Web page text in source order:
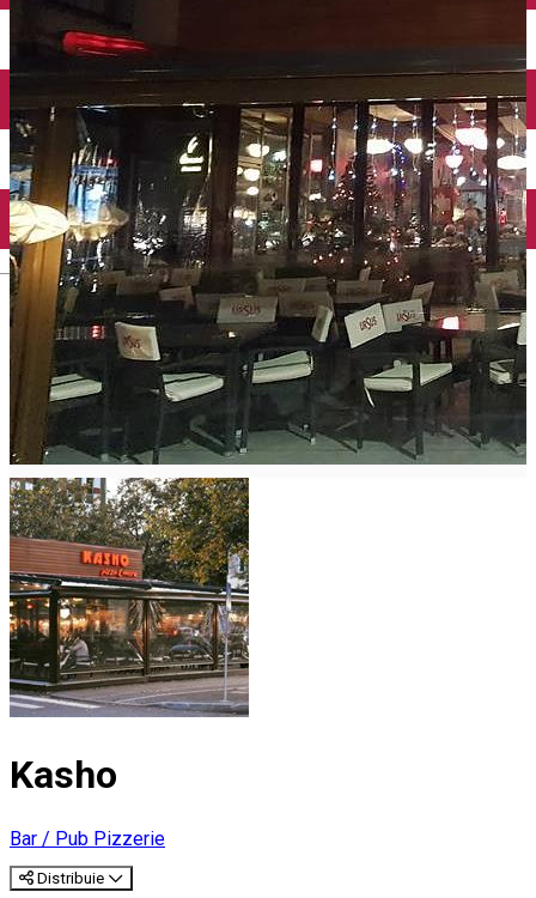
English
Închirieri biciclete
Taxi
Încărcare vehicule electrice
Kasho
Bar / Pub Pizzerie
Distribuie